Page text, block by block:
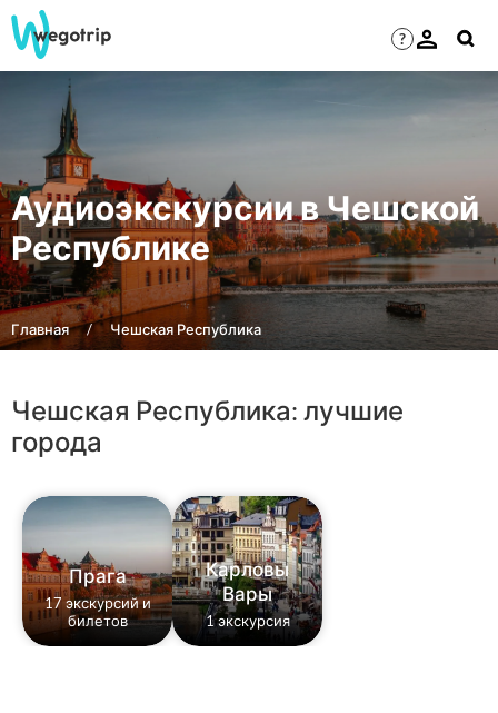
?
Главная Чешская Республика
Аудиоэкскурсии в Чешской
Республике
Чешская Республика: лучшие
города
Прага
17 экскурсий и
билетов
Карловы
Вары
1 экскурсия